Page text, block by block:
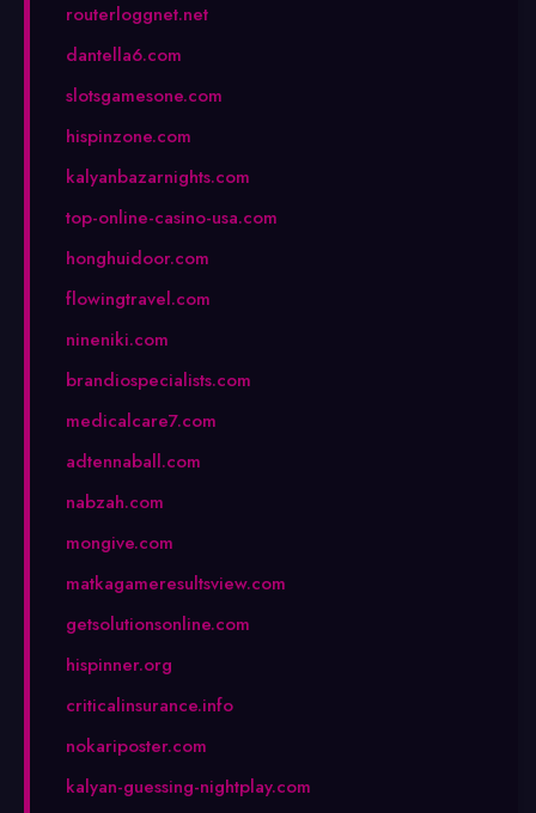
routerloggnet.net
dantella6.com
slotsgamesone.com
hispinzone.com
kalyanbazarnights.com
top-online-casino-usa.com
honghuidoor.com
flowingtravel.com
nineniki.com
brandiospecialists.com
medicalcare7.com
adtennaball.com
nabzah.com
mongive.com
matkagameresultsview.com
getsolutionsonline.com
hispinner.org
criticalinsurance.info
nokariposter.com
kalyan-guessing-nightplay.com